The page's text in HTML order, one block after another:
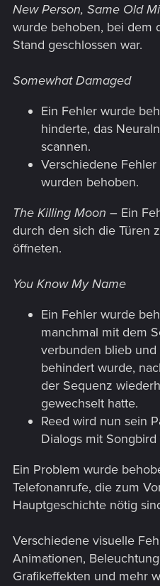
New Person, Same Old
wurde behoben, bei dem
Stand geschlossen war.
Somewhat Damaged
Ein Fehler wurde
hinderte, das
scannen.
Verschiedene
wurden behoben.
The Killing Moon – Ein
durch den sich die Türen
öffneten.
You Know My Name
Ein Fehler wurde
manchmal mit dem
verbunden blieb
behindert wurde,
der Sequenz
gewechselt hatte.
Reed wird nun sein
Dialogs mit Songbird
Ein Problem wurde
Telefonanrufe, die zum
Hauptgeschichte nötig
Verschiedene visuelle
Animationen,
Grafikeffekten und mehr